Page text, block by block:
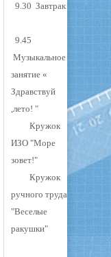
9.30 Завтрак
9.45
Музыкальное
занятие «
Здравствуй
,лето! "
Кружок
ИЗО "Море
зовет!"
Кружок
ручного труда
"Веселые
ракушки"